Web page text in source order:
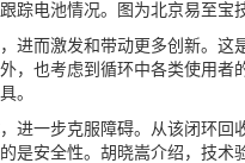
电池情况。图为北京易至宝
而激发和带动更多创新。这
，也考虑到循环中各类使用者
。
一步克服障碍。从该闭环回
是安全性。胡晓嵩介绍，技术